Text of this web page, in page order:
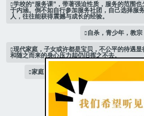
学校的“服务课”，带著强迫性质，服务的范围
于内涵。倒不如自行参加服务社团，自己选择服
人，往往能获得震撼与成长的经验。
自杀，青少年，教宗
现代家庭，子女或许都是宝贝，不公平的待遇
和随之而来的身心压力却仍旧挥之不去。
家庭 # 课堂 是可以选择，少男少女